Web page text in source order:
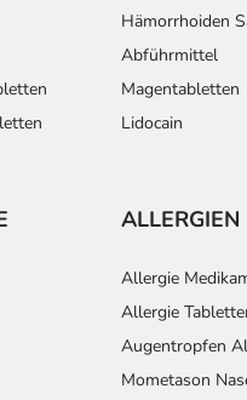
Einzeldosis
Erwachsene 1 Tablette
Erwachsene
1/2-1
nicht ohne
Hämorrhoiden
Abführmittel
Magentabletten
Lidocain
ALLERGIEN
Allergie
Allergie
Augentropfen
Mometason